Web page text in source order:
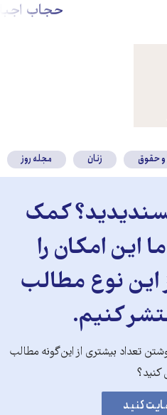
حجاب
حقوق زنان مجله روز
کمک
این امکان را
این نوع مطالب
کنیم.
تعداد بیشتری از این‌گونه مطالب
کنید؟